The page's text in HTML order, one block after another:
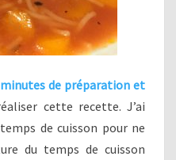
de préparation et
cette recette. J’ai
de cuisson pour ne
du temps de cuisson